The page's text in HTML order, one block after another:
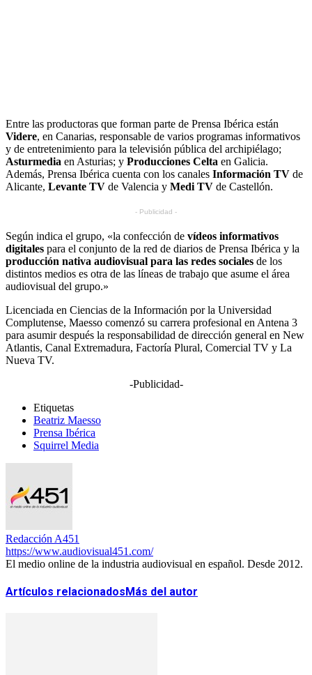
Entre las productoras que forman parte de Prensa Ibérica están
Videre, en Canarias, responsable de varios programas informativos
y de entretenimiento para la televisión pública del archipiélago;
Asturmedia en Asturias; y Producciones Celta en Galicia.
Además, Prensa Ibérica cuenta con los canales Información TV de
Alicante, Levante TV de Valencia y Medi TV de Castellón.
- Publicidad -
Según indica el grupo, «la confección de vídeos informativos
digitales para el conjunto de la red de diarios de Prensa Ibérica y la
producción nativa audiovisual para las redes sociales de los
distintos medios es otra de las líneas de trabajo que asume el área
audiovisual del grupo.»
Licenciada en Ciencias de la Información por la Universidad
Complutense, Maesso comenzó su carrera profesional en Antena 3
para asumir después la responsabilidad de dirección general en New
Atlantis, Canal Extremadura, Factoría Plural, Comercial TV y La
Nueva TV.
-Publicidad-
Etiquetas
Beatriz Maesso
Prensa Ibérica
Squirrel Media
Redacción A451
https://www.audiovisual451.com/
El medio online de la industria audiovisual en español. Desde 2012.
Artículos relacionadosMás del autor